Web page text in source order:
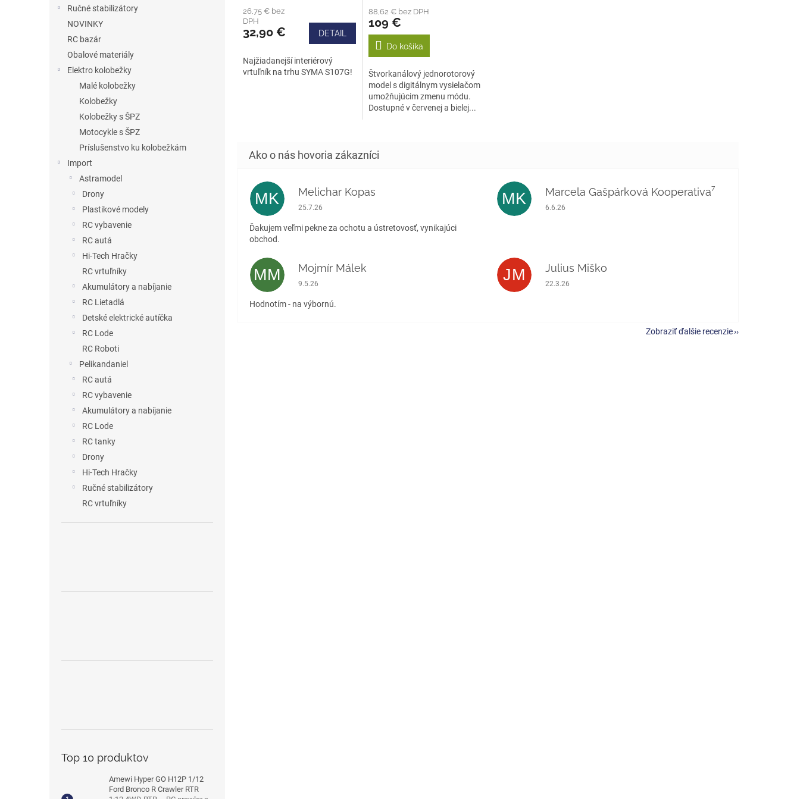
Ručné stabilizátory
NOVINKY
RC bazár
Obalové materiály
Elektro kolobežky
Malé kolobežky
Kolobežky
Kolobežky s ŠPZ
Motocykle s ŠPZ
Príslušenstvo ku kolobežkám
Import
Astramodel
Drony
Plastikové modely
RC vybavenie
RC autá
Hi-Tech Hračky
RC vrtuľníky
Akumulátory a nabíjanie
RC Lietadlá
Detské elektrické autíčka
RC Lode
RC Roboti
Pelikandaniel
RC autá
RC vybavenie
Akumulátory a nabíjanie
RC Lode
RC tanky
Drony
Hi-Tech Hračky
Ručné stabilizátory
RC vrtuľníky
Top 10 produktov
Amewi Hyper GO H12P 1/12
Ford Bronco R Crawler RTR
produktu
je
5,0
5
hviezdičiek.
26,75 € bez
DPH
32,90 € DETAIL
Najžiadanejší interiérový
vrtuľník na trhu SYMA S107G!
88,62 € bez DPH
109 €
Do košíka
Štvorkanálový jednorotorový
model s digitálnym vysielačom
umožňujúcim zmenu módu.
Dostupné v červenej a bielej...
MK Melichar Kopas
Hodnotenie obchodu je 5 z 5 hviezdičiek.
25.7.26
Ďakujem veľmi pekne za ochotu a ústretovosť, vynikajúci
obchod.
MK Marcela Gašpárková Kooperativa⁷
Hodnotenie obchodu je 5 z 5 hviezdičiek.
6.6.26
MM Mojmír Málek
Hodnotenie obchodu je 5 z 5 hviezdičiek.
9.5.26
Hodnotím - na výbornú.
JM Julius Miško
Hodnotenie obchodu je 5 z 5 hviezdičiek.
22.3.26
Zobraziť ďalšie recenzie